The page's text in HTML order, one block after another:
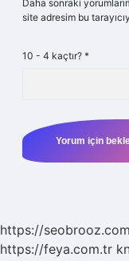
Daha sonraki
site adresim bu
10 - 4 kaçtır? *
https://seobrooz.com
https://feya.com.tr